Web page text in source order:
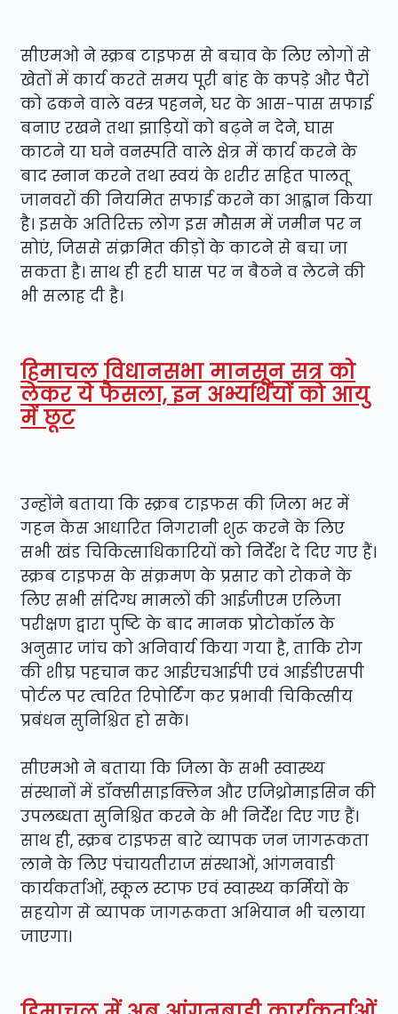
सीएमओ ने स्क्रब टाइफस से बचाव के लिए लोगों से
खेतों में कार्य करते समय पूरी बांह के कपड़े और पैरों
को ढकने वाले वस्त्र पहनने, घर के आस-पास सफाई
बनाए रखने तथा झाड़ियों को बढ़ने न देने, घास
काटने या घने वनस्पति वाले क्षेत्र में कार्य करने के
बाद स्नान करने तथा स्वयं के शरीर सहित पालतू
जानवरों की नियमित सफाई करने का आह्वान किया
है। इसके अतिरिक्त लोग इस मौसम में जमीन पर न
सोएं, जिससे संक्रमित कीड़ों के काटने से बचा जा
सकता है। साथ ही हरी घास पर न बैठने व लेटने की
भी सलाह दी है।
हिमाचल विधानसभा मानसून सत्र को
लेकर ये फैसला, इन अभ्यर्थियों को आयु
में छूट
उन्होंने बताया कि स्क्रब टाइफस की जिला भर में
गहन केस आधारित निगरानी शुरू करने के लिए
सभी खंड चिकित्साधिकारियों को निर्देश दे दिए गए हैं।
स्क्रब टाइफस के संक्रमण के प्रसार को रोकने के
लिए सभी संदिग्ध मामलों की आईजीएम एलिजा
परीक्षण द्वारा पुष्टि के बाद मानक प्रोटोकॉल के
अनुसार जांच को अनिवार्य किया गया है, ताकि रोग
की शीघ्र पहचान कर आईएचआईपी एवं आईडीएसपी
पोर्टल पर त्वरित रिपोर्टिंग कर प्रभावी चिकित्सीय
प्रबंधन सुनिश्चित हो सके।
सीएमओ ने बताया कि जिला के सभी स्वास्थ्य
संस्थानों में डॉक्सीसाइक्लिन और एजिथ्रोमाइसिन की
उपलब्धता सुनिश्चित करने के भी निर्देश दिए गए हैं।
साथ ही, स्क्रब टाइफस बारे व्यापक जन जागरूकता
लाने के लिए पंचायतीराज संस्थाओं, आंगनवाडी
कार्यकर्ताओं, स्कूल स्टाफ एवं स्वास्थ्य कर्मियों के
सहयोग से व्यापक जागरूकता अभियान भी चलाया
जाएगा।